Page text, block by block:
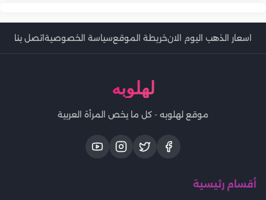
اسعار الذهب اليوم الانخريطة الموقعسياسة الخصوصيةاتصل بنا
لهلوبه
موقع لهلوبه - كل ما يخص المرأة العربية
أقسام رئيسية